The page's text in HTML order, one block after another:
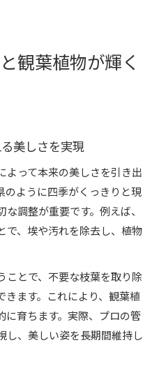
観葉植物が輝く
美しさを実現
よって本来の美しさを引き出
のように四季がくっきりと現
調整が重要です。例えば、
で、埃や汚れを除去し、植物
ことで、不要な枝葉を取り除
きます。これにより、観葉植
に育ちます。実際、プロの管
し、美しい姿を長期間維持し